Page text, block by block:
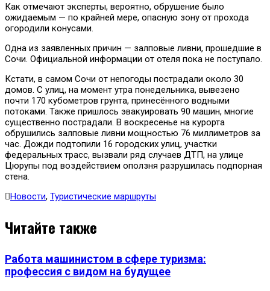
Как отмечают эксперты, вероятно, обрушение было
ожидаемым — по крайней мере, опасную зону от прохода
огородили конусами.
Одна из заявленных причин — залповые ливни, прошедшие в
Сочи. Официальной информации от отеля пока не поступало.
Кстати, в самом Сочи от непогоды пострадали около 30
домов. С улиц, на момент утра понедельника, вывезено
почти 170 кубометров грунта, принесённого водными
потоками. Также пришлось эвакуировать 90 машин, многие
существенно пострадали. В воскресенье на курорта
обрушились залповые ливни мощностью 76 миллиметров за
час. Дожди подтопили 16 городских улиц, участки
федеральных трасс, вызвали ряд случаев ДТП, на улице
Цюрупы под воздействием оползня разрушилась подпорная
стена.
Новости, Туристические маршруты
Читайте также
Работа машинистом в сфере туризма:
профессия с видом на будущее